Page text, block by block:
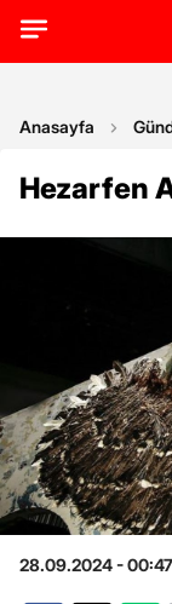
Anasayfa
Hezarfen
28.09.2024 - 00:47